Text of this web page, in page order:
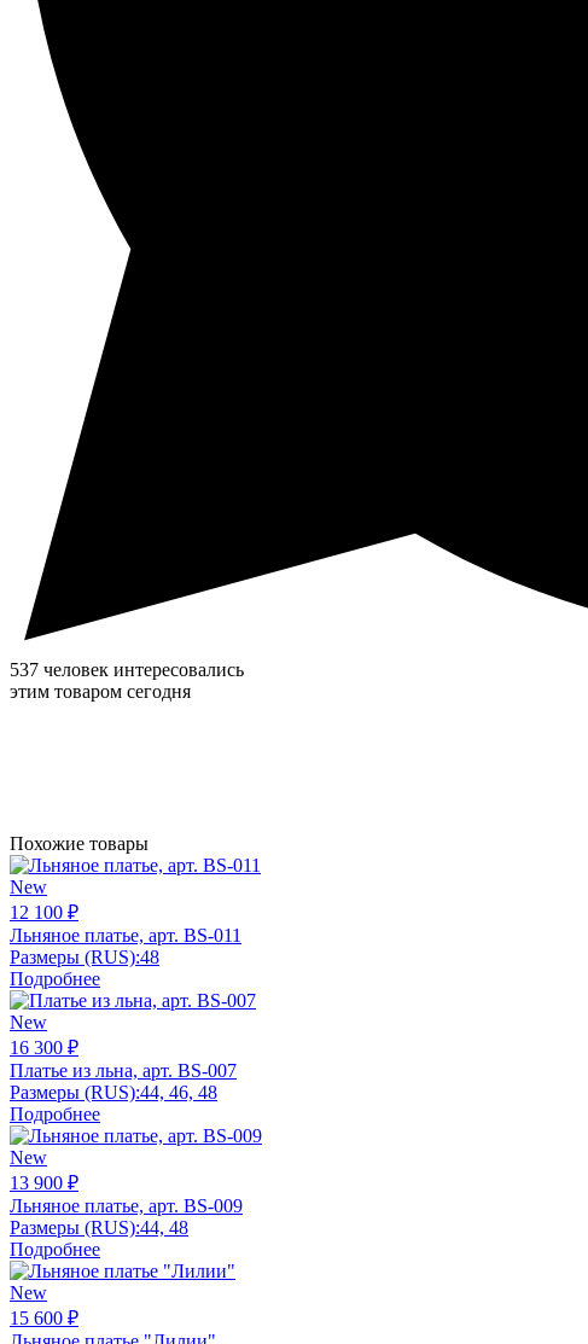
537 человек интересовались
этим товаром сегодня
Похожие товары
New
12 100 ₽
Льняное платье, арт. BS-011
Размеры (RUS):48
Подробнее
New
16 300 ₽
Платье из льна, арт. BS-007
Размеры (RUS):44, 46, 48
Подробнее
New
13 900 ₽
Льняное платье, арт. BS-009
Размеры (RUS):44, 48
Подробнее
New
15 600 ₽